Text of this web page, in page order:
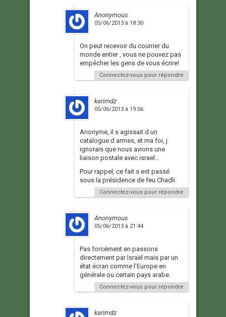
Anonymous
05/06/2013 à 18:30
On peut recevoir du courrier du
monde entier , vous ne pouvez pas
empêcher les gens de vous écrire!
Connectez-vous pour répondre
karimdz
05/06/2013 à 19:06
Anonyme, il s agissait d un
catalogue d armes, et ma foi, j
ignorais que nous avions une
liaison postale avec israel…
Pour rappel, ce fait s est passé
sous la présidence de feu Chadli.
Connectez-vous pour répondre
Anonymous
05/06/2013 à 21:44
Pas forcément en passons
directement par Israël mais par un
état écran comme l’Europe en
générale ou certain pays arabe.
Connectez-vous pour répondre
karimdz